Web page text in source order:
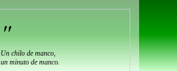
"
Un chilo de manco,
un minuto de manco.